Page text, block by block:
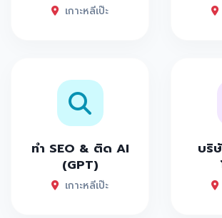
เกาะหลีเป๊ะ
ทำ SEO & ติด AI
(GPT)
เกาะหลีเป๊ะ
บริ